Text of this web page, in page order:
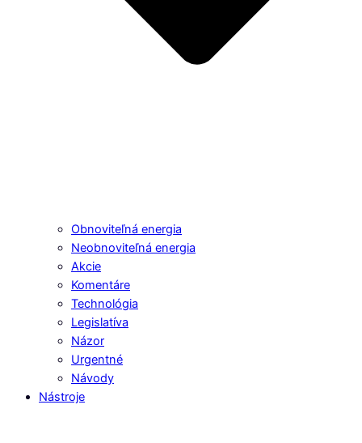
Obnoviteľná energia
Neobnoviteľná energia
Akcie
Komentáre
Technológia
Legislatíva
Názor
Urgentné
Návody
Nástroje